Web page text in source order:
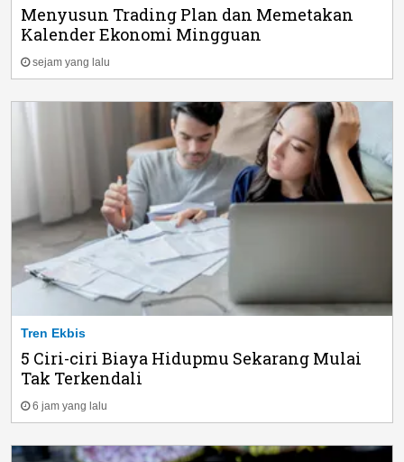
Menyusun Trading Plan dan Memetakan
Kalender Ekonomi Mingguan
sejam yang lalu
Tren Ekbis
5 Ciri-ciri Biaya Hidupmu Sekarang Mulai
Tak Terkendali
6 jam yang lalu